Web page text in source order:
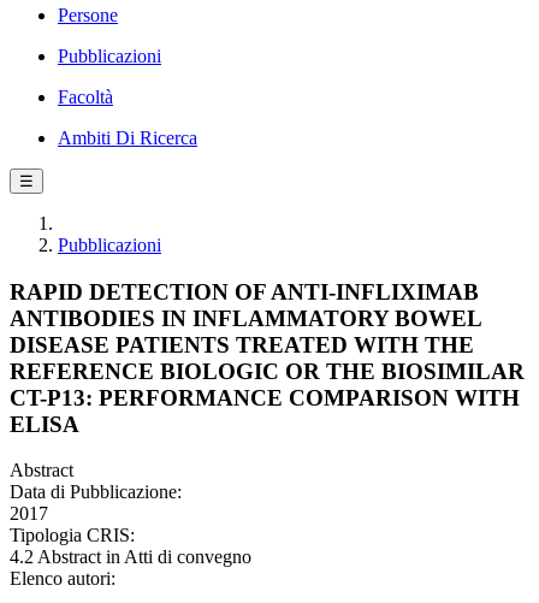
Persone
Pubblicazioni
Facoltà
Ambiti Di Ricerca
☰
Pubblicazioni
RAPID DETECTION OF ANTI-INFLIXIMAB
ANTIBODIES IN INFLAMMATORY BOWEL
DISEASE PATIENTS TREATED WITH THE
REFERENCE BIOLOGIC OR THE BIOSIMILAR
CT-P13: PERFORMANCE COMPARISON WITH
ELISA
Abstract
Data di Pubblicazione:
2017
Tipologia CRIS:
4.2 Abstract in Atti di convegno
Elenco autori: